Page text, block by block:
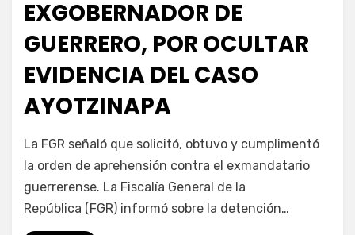
EXGOBERNADOR DE
GUERRERO, POR OCULTAR
EVIDENCIA DEL CASO
AYOTZINAPA
porFernando Miranda Servín
La FGR señaló que solicitó, obtuvo y cumplimentó
la orden de aprehensión contra el exmandatario
guerrerense. La Fiscalía General de la
República (FGR) informó sobre la detención…